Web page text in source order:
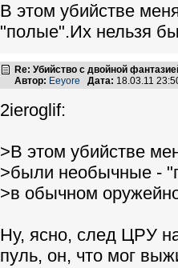
В этом убийстве
"полые".Их нельзя
Re: Убийство с двойной
Автор: Eeyore Дата: 18.03.11
2ieroglif:
>В этом убийстве
>были необычные -
>в обычном
Ну, ясно, след ЦРУ
пуль, он, что мог